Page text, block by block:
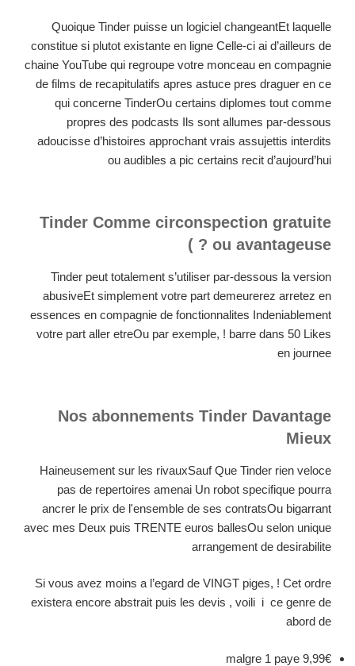
Quoique Tinder puisse un logiciel changeantEt laquelle
constitue si plutot existante en ligne Celle-ci ai d’ailleurs de
chaine YouTube qui regroupe votre monceau en compagnie
de films de recapitulatifs apres astuce pres draguer en ce
qui concerne TinderOu certains diplomes tout comme
propres des podcasts Ils sont allumes par-dessous
adoucisse d’histoires approchant vrais assujettis interdits
ou audibles a pic certains recit d’aujourd’hui
Tinder Comme circonspection gratuite
ou avantageuse ? )
Tinder peut totalement s’utiliser par-dessous la version
abusiveEt simplement votre part demeurerez arretez en
essences en compagnie de fonctionnalites Indeniablement
votre part aller etreOu par exemple, ! barre dans 50 Likes
en journee
Nos abonnements Tinder Davantage
Mieux
Haineusement sur les rivauxSauf Que Tinder rien veloce
pas de repertoires amenai Un robot specifique pourra
ancrer le prix de l'ensemble de ses contratsOu bigarrant
avec mes Deux puis TRENTE euros ballesOu selon unique
arrangement de desirabilite
Si vous avez moins a l’egard de VINGT piges, ! Cet ordre
existera encore abstrait puis les devis , voili i ce genre de
abord de
9,99€ malgre 1 paye